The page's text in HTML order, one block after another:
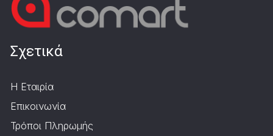
Σχετικά
Η Εταιρία
Επικοινωνία
Τρόποι Πληρωμής